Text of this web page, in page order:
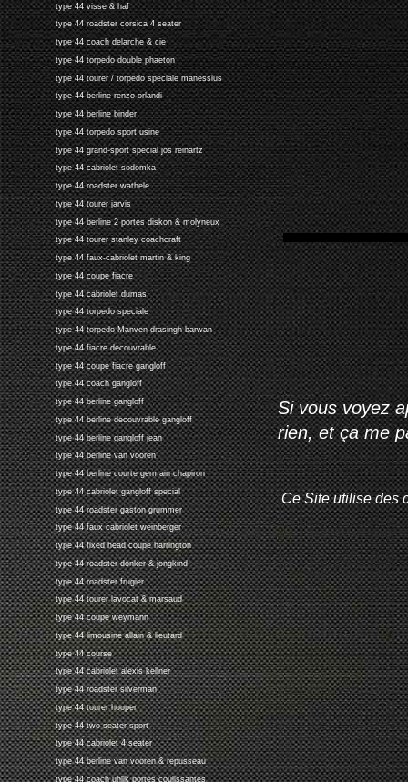
type 44 visse & haf
type 44 roadster corsica 4 seater
type 44 coach delarche & cie
type 44 torpedo double phaeton
type 44 tourer / torpedo speciale manessius
type 44 berline renzo orlandi
type 44 berline binder
type 44 torpedo sport usine
type 44 grand-sport special jos reinartz
type 44 cabriolet sodomka
type 44 roadster wathele
type 44 tourer jarvis
type 44 berline 2 portes diskon & molyneux
type 44 tourer stanley coachcraft
type 44 faux-cabriolet martin & king
type 44 coupe fiacre
type 44 cabriolet dumas
type 44 torpedo speciale
type 44 torpedo Manven drasingh barwan
type 44 fiacre decouvrable
type 44 coupe fiacre gangloff
type 44 coach gangloff
type 44 berline gangloff
type 44 berline decouvrable gangloff
type 44 berline gangloff jean
type 44 berline van vooren
type 44 berline courte germain chapiron
type 44 cabriolet gangloff special
type 44 roadster gaston grummer
type 44 faux cabriolet weinberger
type 44 fixed head coupe harrington
type 44 roadster donker & jongkind
type 44 roadster frugier
type 44 tourer lavocat & marsaud
type 44 coupe weymann
type 44 limousine allain & lieutard
type 44 course
type 44 cabriolet alexis kellner
type 44 roadster silverman
type 44 tourer hooper
type 44 two seater sport
type 44 cabriolet 4 seater
type 44 berline van vooren & repusseau
type 44 coach uhlik portes coulissantes
Si vous voyez
rien, et ça me
Ce Site utilise des